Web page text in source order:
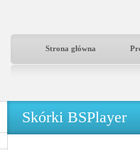
Strona główna
Skórki BSPlayer